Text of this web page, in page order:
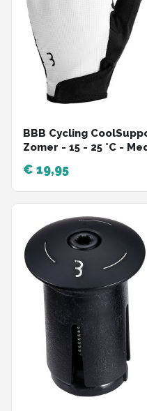
BBB Cycling
Zomer - 15 - 25 °C -
Handpalm - Unisex
€ 19,95